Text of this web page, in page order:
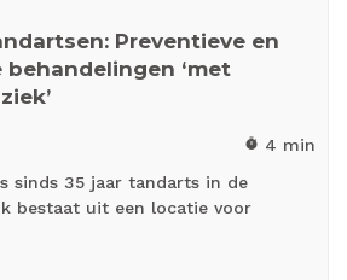
Preventieve en
‘met
timer 4 min
sinds 35 jaar tandarts in de
bestaat uit een locatie voor